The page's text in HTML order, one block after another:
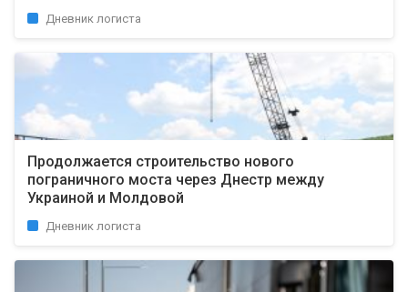
Дневник логиста
Продолжается строительство нового
пограничного моста через Днестр между
Украиной и Молдовой
Дневник логиста